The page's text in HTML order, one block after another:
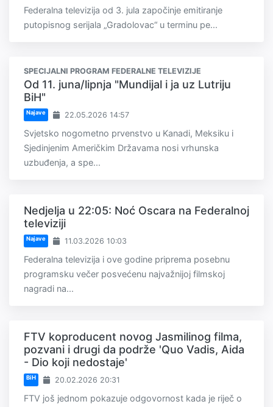
Federalna televizija od 3. jula započinje emitiranje
putopisnog serijala „Gradolovac“ u terminu pe...
SPECIJALNI PROGRAM FEDERALNE TELEVIZIJE
Od 11. juna/lipnja "Mundijal i ja uz Lutriju
BiH"
Najave 22.05.2026 14:57
Svjetsko nogometno prvenstvo u Kanadi, Meksiku i
Sjedinjenim Američkim Državama nosi vrhunska
uzbuđenja, a spe...
Nedjelja u 22:05: Noć Oscara na Federalnoj
televiziji
Najave 11.03.2026 10:03
Federalna televizija i ove godine priprema posebnu
programsku večer posvećenu najvažnijoj filmskoj
nagradi na...
FTV koproducent novog Jasmilinog filma,
pozvani i drugi da podrže 'Quo Vadis, Aida
- Dio koji nedostaje'
BiH 20.02.2026 20:31
FTV još jednom pokazuje odgovornost kada je riječ o